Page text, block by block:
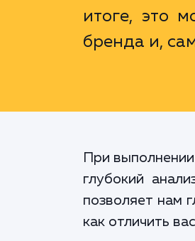
итоге, это
бренда и,
При
глубокий
позволяет нам
как отличить